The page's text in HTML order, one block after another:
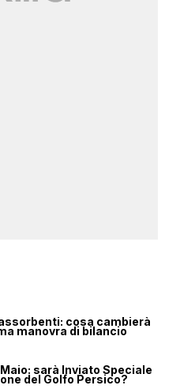
cosa cambierà
manovra di bilancio
sarà Inviato Speciale
del Golfo Persico?